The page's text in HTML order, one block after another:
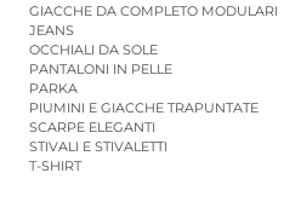
GIACCHE DA COMPLETO MODULARI
JEANS
OCCHIALI DA SOLE
PANTALONI IN PELLE
PARKA
PIUMINI E GIACCHE TRAPUNTATE
SCARPE ELEGANTI
STIVALI E STIVALETTI
T-SHIRT